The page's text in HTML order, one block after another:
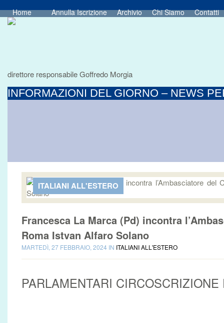
Home Annulla Iscrizione Archivio Chi Siamo Contatti
direttore responsabile Goffredo Morgia
INFORMAZIONI DEL GIORNO – NEWS
ITALIANI ALL'ESTERO
Francesca La Marca (Pd) incontra
Roma Istvan Alfaro Solano
MARTEDÌ, 27 FEBBRAIO, 2024 IN ITALIANI ALL'ESTERO
PARLAMENTARI CIRCOSCRIZIONE